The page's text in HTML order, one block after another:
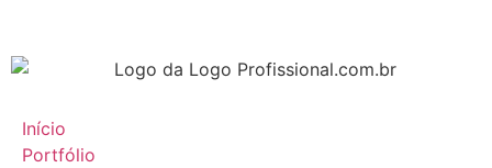
Início
Portfólio